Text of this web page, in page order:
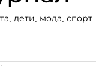
дети, мода, спорт